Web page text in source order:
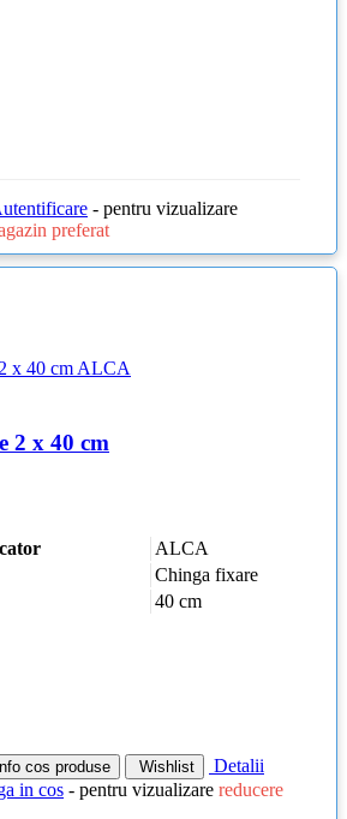
- pentru vizualizare
preferat
2 x 40 cm
ALCA
Chinga fixare
40 cm
cos produse Wishlist
Detalii
in cos - pentru vizualizare reducere